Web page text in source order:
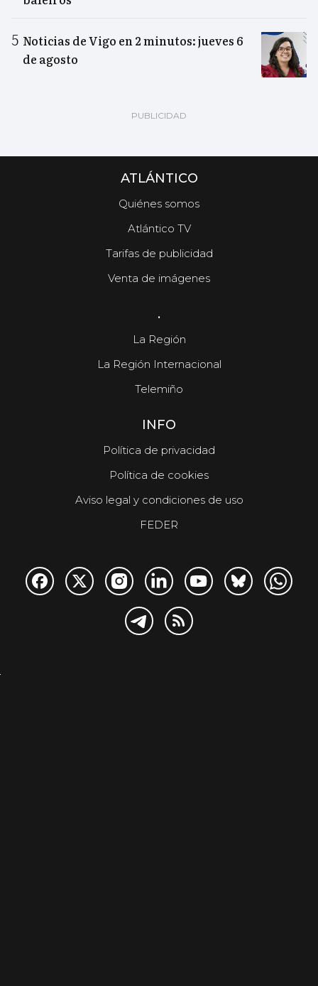
Noticias de Vigo en 2 minutos: jueves 6
de agosto
ATLÁNTICO
Quiénes somos
Atlántico TV
Tarifas de publicidad
Venta de imágenes
.
La Región
La Región Internacional
Telemiño
INFO
Política de privacidad
Política de cookies
Aviso legal y condiciones de uso
FEDER